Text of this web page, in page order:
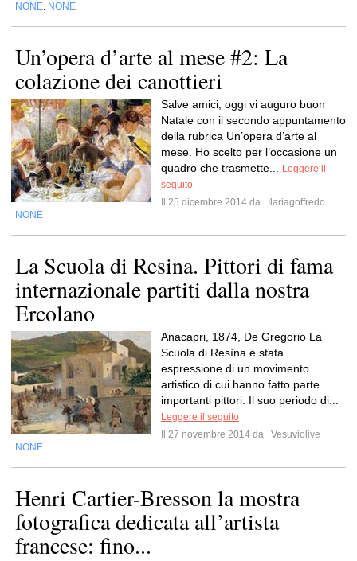
NONE NONE
Un’opera d’arte al mese #2: La
colazione dei canottieri
Salve amici, oggi vi auguro buon
Natale con il secondo appuntamento
della rubrica Un’opera d’arte al
mese. Ho scelto per l’occasione un
quadro che trasmette...
Leggere il
seguito
Il 25 dicembre 2014 da
Ilariagoffredo
NONE
La Scuola di Resina. Pittori di fama
internazionale partiti dalla nostra
Ercolano
Anacapri, 1874, De Gregorio La
Scuola di Resìna è stata
espressione di un movimento
artistico di cui hanno fatto parte
importanti pittori. Il suo periodo di...
Leggere il seguito
Il 27 novembre 2014 da
Vesuviolive
NONE
Henri Cartier-Bresson la mostra
fotografica dedicata all’artista
francese: fino...